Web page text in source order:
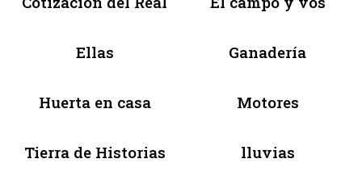
Ellas Ganadería
Huerta en casa Motores
Tierra de Historias lluvias